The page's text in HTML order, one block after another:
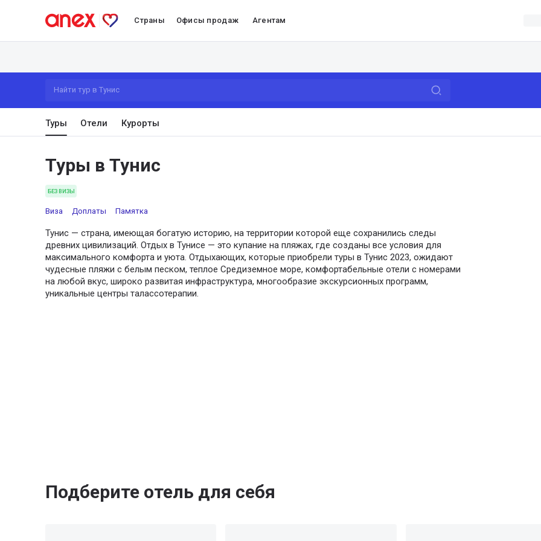
Страны Офисы продаж Агентам
Найти тур в Тунис
Туры Отели Курорты
Туры в Тунис
БЕЗ ВИЗЫ
Виза Доплаты Памятка
Тунис — страна, имеющая богатую историю, на территории которой еще сохранились следы
древних цивилизаций. Отдых в Тунисе — это купание на пляжах, где созданы все условия для
максимального комфорта и уюта. Отдыхающих, которые приобрели туры в Тунис 2023, ожидают
чудесные пляжи с белым песком, теплое Средиземное море, комфортабельные отели с номерами
на любой вкус, широко развитая инфраструктура, многообразие экскурсионных программ,
уникальные центры талассотерапии.
Подберите отель для себя